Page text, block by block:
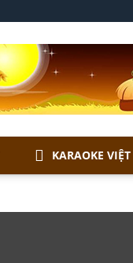
KARAOKE VIỆT